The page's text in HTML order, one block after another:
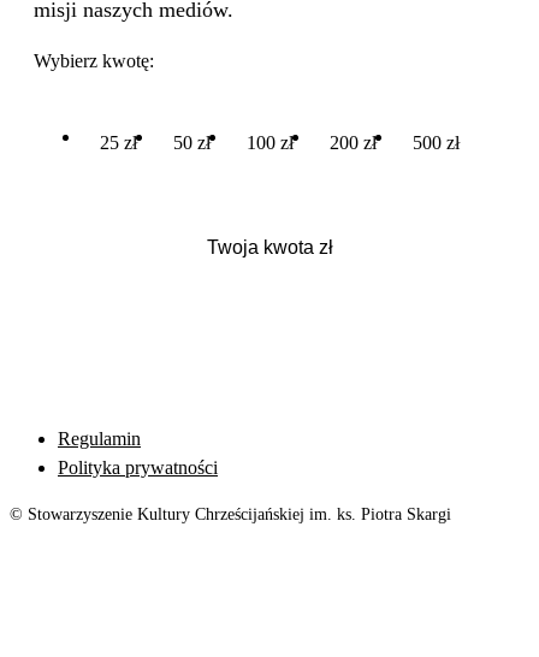
misji naszych mediów.
Wybierz kwotę:
25 zł 50 zł 100 zł 200 zł 500 zł
Regulamin
Polityka prywatności
© Stowarzyszenie Kultury Chrześcijańskiej im. ks. Piotra Skargi